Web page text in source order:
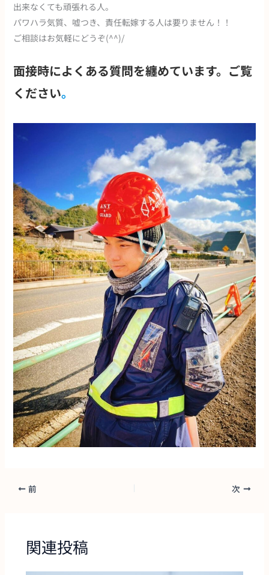
出来なくても頑張れる人。
パワハラ気質、嘘つき、責任転嫁する人は要りません！！
ご相談はお気軽にどうぞ(^^)/
面接時によくある質問を纏めています。ご覧
ください。
前 次
関連投稿